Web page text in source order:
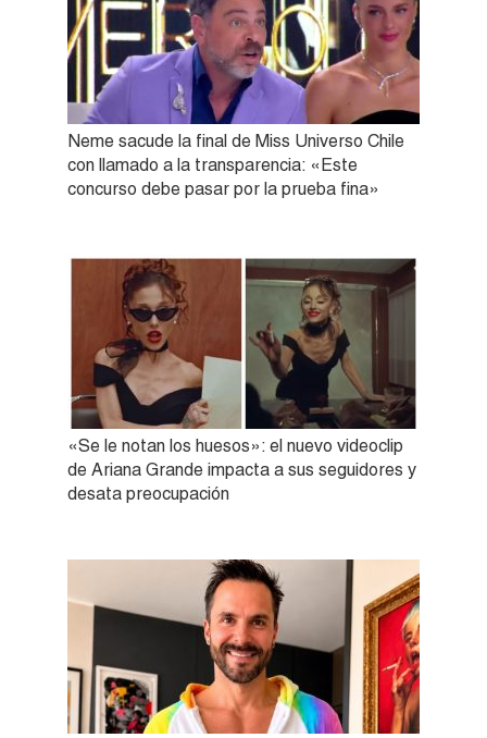
Neme sacude la final de Miss Universo Chile
con llamado a la transparencia: «Este
concurso debe pasar por la prueba fina»
«Se le notan los huesos»: el nuevo videoclip
de Ariana Grande impacta a sus seguidores y
desata preocupación